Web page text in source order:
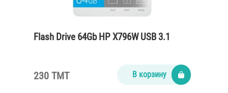
Flash Drive 64Gb HP X796W USB 3.1
230 TMT В корзину